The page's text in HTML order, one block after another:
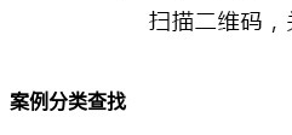
案例分类查找